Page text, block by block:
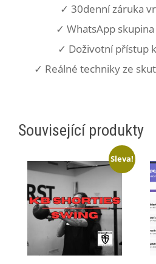
✓ 30denní záruka
✓ WhatsApp
✓ Doživotní přístup
✓ Reálné techniky ze
Související produkty
Sleva!